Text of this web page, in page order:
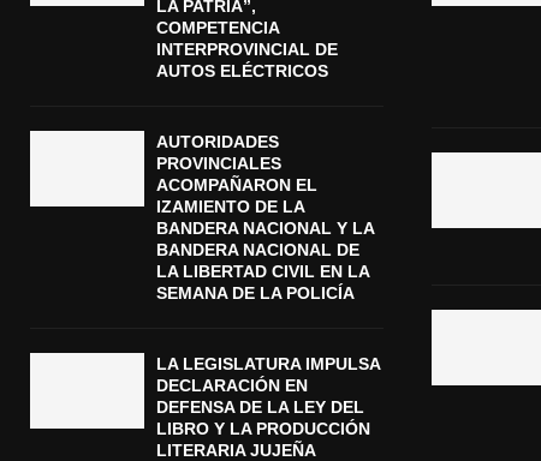
LA PATRIA”,
COMPETENCIA
INTERPROVINCIAL DE
AUTOS ELÉCTRICOS
AUTORIDADES
PROVINCIALES
ACOMPAÑARON EL
IZAMIENTO DE LA
BANDERA NACIONAL Y LA
BANDERA NACIONAL DE
LA LIBERTAD CIVIL EN LA
SEMANA DE LA POLICÍA
LA LEGISLATURA IMPULSA
DECLARACIÓN EN
DEFENSA DE LA LEY DEL
LIBRO Y LA PRODUCCIÓN
LITERARIA JUJEÑA